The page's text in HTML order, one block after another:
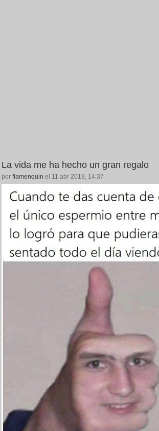
La vida me ha hecho un gran regalo
por flamenquin el 11 abr 2019, 14:37